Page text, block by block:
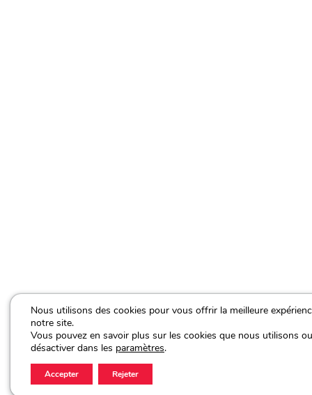
Nous utilisons des cookies pour vous offrir la meilleure
notre site.
Vous pouvez en savoir plus sur les cookies que nous utilisons
désactiver dans les paramètres.
Accepter Rejeter